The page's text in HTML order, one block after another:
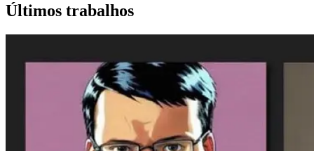
Últimos trabalhos